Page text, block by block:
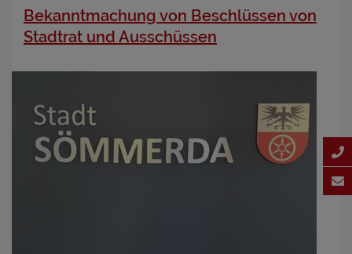
Bekanntmachung von Beschlüssen von
Stadtrat und Ausschüssen